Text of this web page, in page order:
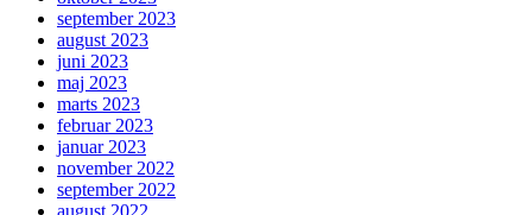
september 2023
august 2023
juni 2023
maj 2023
marts 2023
februar 2023
januar 2023
november 2022
september 2022
august 2022